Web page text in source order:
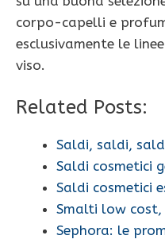
corpo-capelli e
esclusivamente le
viso.
Related Posts:
Saldi, saldi,
Saldi cosmetici
Saldi cosmetici
Smalti low cost,
Sephora: le